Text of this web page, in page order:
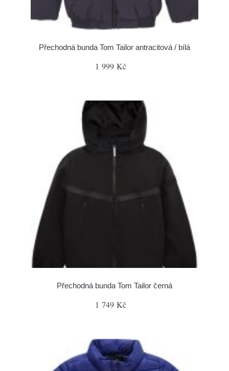
Přechodná bunda Tom Tailor antracitová / bílá
1 999 Kč
Přechodná bunda Tom Tailor černá
1 749 Kč